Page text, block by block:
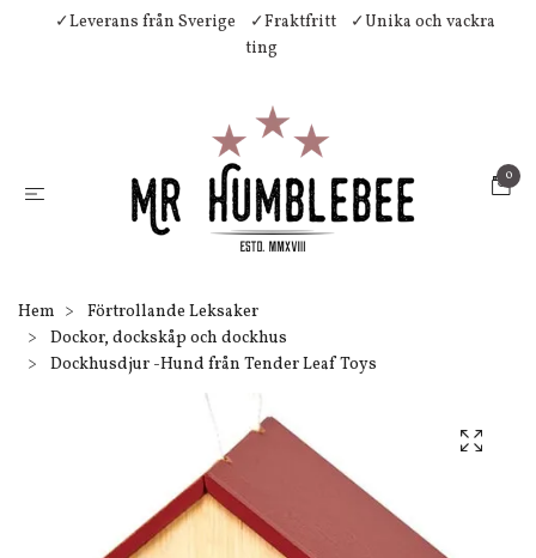
✓Leverans från Sverige ✓Fraktfritt
✓Unika och vackra
ting
0
Hem
Förtrollande Leksaker
Dockor, dockskåp och dockhus
Dockhusdjur -Hund från Tender Leaf Toys